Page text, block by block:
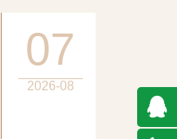
07
2026-08